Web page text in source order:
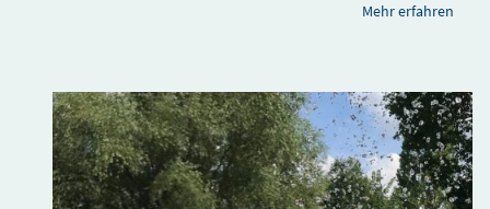
Mehr erfahren